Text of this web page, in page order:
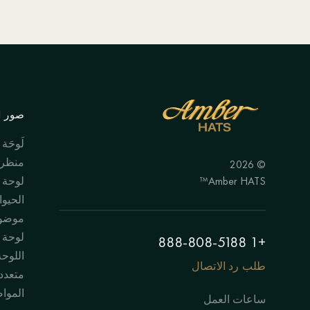
© 2026
Amber HATS™
+1 888-808-5188
طلب رد الاتصال
ساعات العمل
صور
لَوحَة
لوحة
لوحة